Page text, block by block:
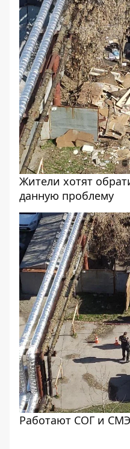
Жители хотят
данную проблему
Работают СОГ и СМЭ